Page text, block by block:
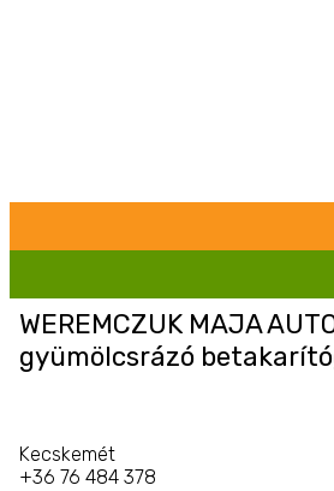
WEREMCZUK MAJA
gyümölcsrázó
Kecskemét
+36 76 484 378